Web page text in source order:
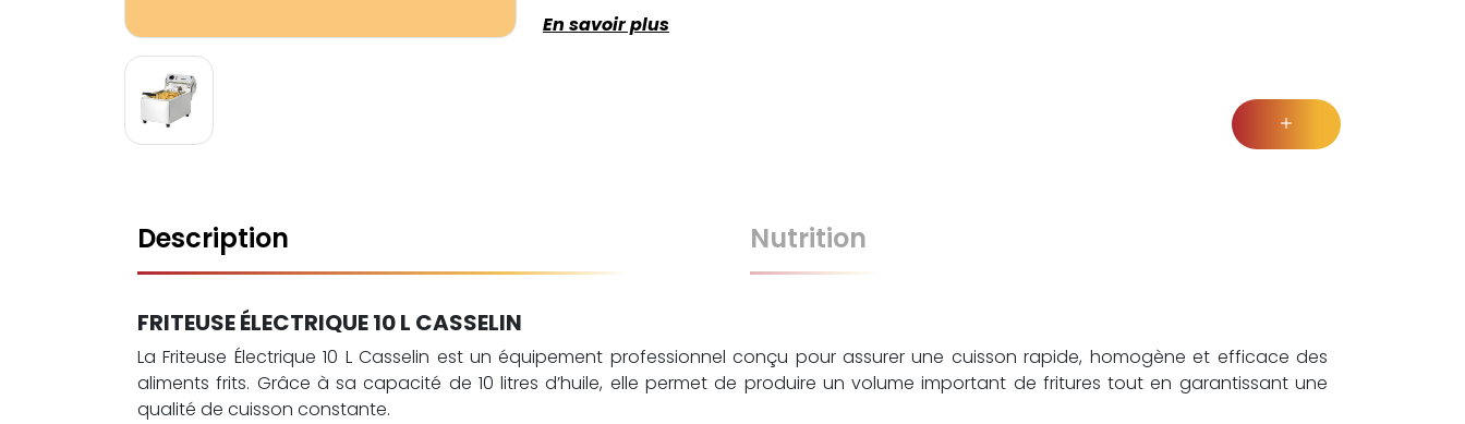
En savoir plus
Description Nutrition
FRITEUSE ÉLECTRIQUE 10 L CASSELIN
La Friteuse Électrique 10 L Casselin est un équipement professionnel conçu pour assurer une cuisson rapide, homogène et efficace des
aliments frits. Grâce à sa capacité de 10 litres d’huile, elle permet de produire un volume important de fritures tout en garantissant une
qualité de cuisson constante.